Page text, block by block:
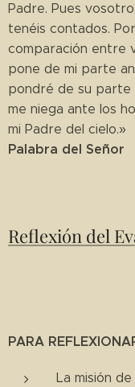
Padre. Pues
tenéis contados.
comparación entre
pone de mi parte
pondré de su parte
me niega ante los
mi Padre del cielo.»
Palabra del Señor
Reflexión del
PARA
La misión